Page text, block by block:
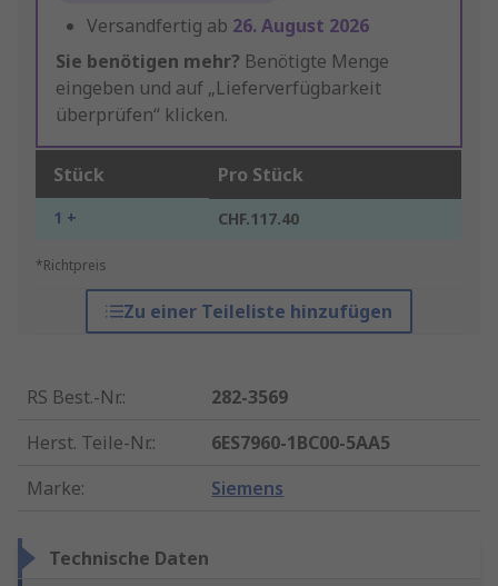
Versandfertig ab 26. August 2026
Sie benötigen mehr? Benötigte Menge
eingeben und auf „Lieferverfügbarkeit
überprüfen“ klicken.
Stück Pro Stück
1 + CHF.117.40
*Richtpreis
Zu einer Teileliste hinzufügen
RS Best.-Nr.:
282-3569
Herst. Teile-Nr.:
6ES7960-1BC00-5AA5
Marke: Siemens
Technische Daten